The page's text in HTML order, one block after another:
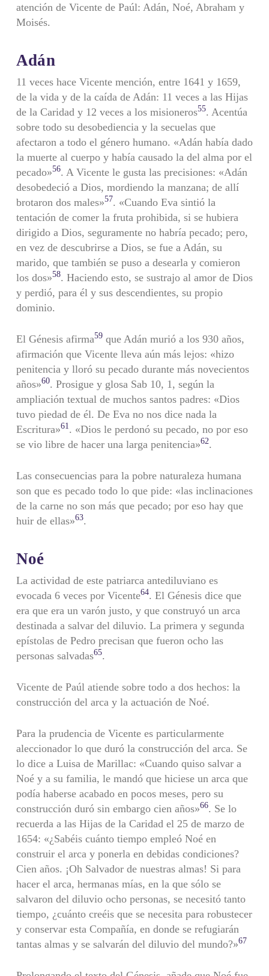
atención de Vicente de Paúl: Adán, Noé, Abraham y
Moisés.
Adán
11 veces hace Vicente mención, entre 1641 y 1659,
de la vida y de la caída de Adán: 11 veces a las Hijas
de la Caridad y 12 veces a los misioneros55. Acentúa
sobre todo su desobediencia y la secuelas que
afectaron a todo el género humano. «Adán había dado
la muerte al cuerpo y había causado la del alma por el
pecado»56. A Vicente le gusta las precisiones: «Adán
desobedeció a Dios, mordiendo la manzana; de allí
brotaron dos males»57. «Cuando Eva sintió la
tentación de comer la fruta prohibida, si se hubiera
dirigido a Dios, seguramente no habría pecado; pero,
en vez de descubrirse a Dios, se fue a Adán, su
marido, que también se puso a desearla y comieron
los dos»58. Haciendo esto, se sustrajo al amor de Dios
y perdió, para él y sus descendientes, su propio
dominio.
El Génesis afirma59que Adán murió a los 930 años,
afirmación que Vicente lleva aún más lejos: «hizo
penitencia y lloró su pecado durante más novecientos
años»60. Prosigue y glosa Sab 10, 1, según la
ampliación textual de muchos santos padres: «Dios
tuvo piedad de él. De Eva no nos dice nada la
Escritura»61 . «Dios le perdonó su pecado, no por eso
se vio libre de hacer una larga penitencia»62.
Las consecuencias para la pobre naturaleza humana
son que es pecado todo lo que pide: «las inclinaciones
de la carne no son más que pecado; por eso hay que
huir de ellas»63.
Noé
La actividad de este patriarca antediluviano es
evocada 6 veces por Vicente64. El Génesis dice que
era que era un varón justo, y que construyó un arca
destinada a salvar del diluvio. La primera y segunda
epístolas de Pedro precisan que fueron ocho las
personas salvadas65.
Vicente de Paúl atiende sobre todo a dos hechos: la
construcción del arca y la actuación de Noé.
Para la prudencia de Vicente es particularmente
aleccionador lo que duró la construcción del arca. Se
lo dice a Luisa de Marillac: «Cuando quiso salvar a
Noé y a su familia, le mandó que hiciese un arca que
podía haberse acabado en pocos meses, pero su
construcción duró sin embargo cien años»66. Se lo
recuerda a las Hijas de la Caridad el 25 de marzo de
1654: «¿Sabéis cuánto tiempo empleó Noé en
construir el arca y ponerla en debidas condiciones?
Cien años. ¡Oh Salvador de nuestras almas! Si para
hacer el arca, hermanas mías, en la que sólo se
salvaron del diluvio ocho personas, se necesitó tanto
tiempo, ¿cuánto creéis que se necesita para robustecer
y conservar esta Compañía, en donde se refugiarán
tantas almas y se salvarán del diluvio del mundo?»67